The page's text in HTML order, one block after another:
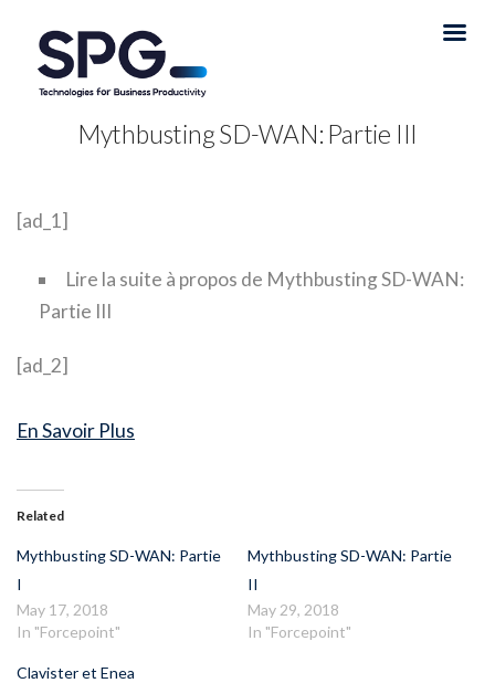
Mythbusting SD-WAN: Partie III
[ad_1]
Lire la suite à propos de Mythbusting SD-WAN:
Partie III
[ad_2]
En Savoir Plus
Related
Mythbusting SD-WAN: Partie
I
May 17, 2018
In "Forcepoint"
Mythbusting SD-WAN: Partie
II
May 29, 2018
In "Forcepoint"
Clavister et Enea